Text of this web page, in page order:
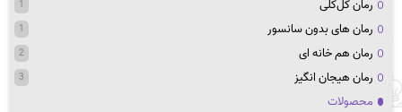
رمان کل‌کلی 1
رمان های بدون سانسور 1
رمان هم خانه ای 2
رمان هیجان انگیز 3
محصولات